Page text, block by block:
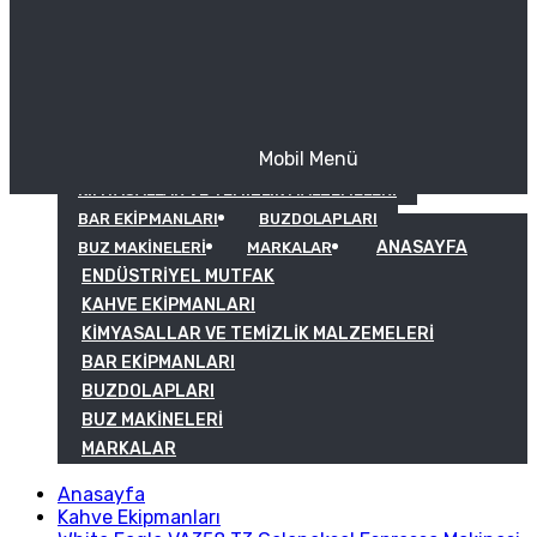
KIMYASALLAR VE TEMIZLIK MALZEMELERI
BAR EKIPMANLARI
BUZDOLAPLARI
BUZ MAKINELERI
MARKALAR
Mobil Menü
ANASAYFA
ENDÜSTRIYEL MUTFAK
KAHVE EKIPMANLARI
KIMYASALLAR VE TEMIZLIK MALZEMELERI
BAR EKIPMANLARI
BUZDOLAPLARI
BUZ MAKINELERI
MARKALAR
Anasayfa
Kahve Ekipmanları